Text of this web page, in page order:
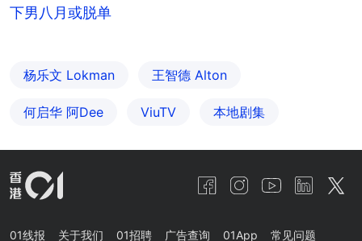
下男八月或脱单
杨乐文 Lokman 王智德 Alton
何启华 阿Dee ViuTV 本地剧集
01线报 关于我们 01招聘 广告查询 01App 常见问题